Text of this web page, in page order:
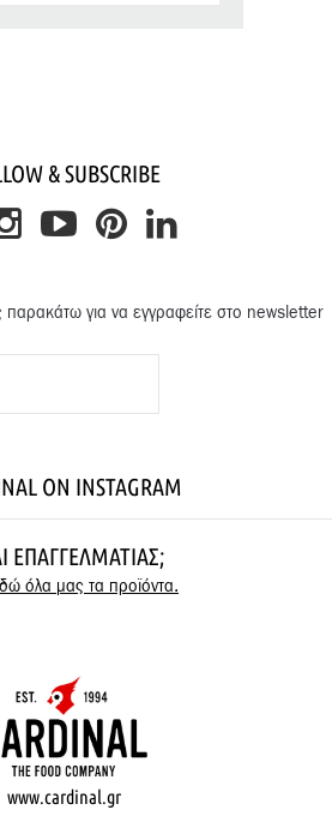
& SUBSCRIBE
για να εγγραφείτε στο newsletter
ON INSTAGRAM
ΕΠΑΓΓΕΛΜΑΤΊΑΣ;
όλα μας τα προϊόντα.
www.cardinal.gr